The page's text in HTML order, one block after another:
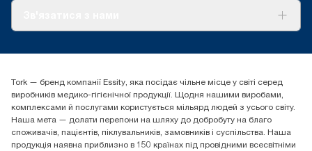
(+38) 044 490 55 66
Essity Україна
04071 м. Київ, вул. Григорія Сковороди 19,
Тел. +38 044 490 55 66
Tork — бренд компанії Essity, яка посідає чільне місце у світі серед
виробників медико-гігієнічної продукції. Щодня нашими виробами,
комплексами й послугами користується мільярд людей з усього світу.
Наша мета — долати перепони на шляху до добробуту на благо
споживачів, пацієнтів, піклувальників, замовників і суспільства. Наша
продукція наявна приблизно в 150 країнах під провідними всесвітніми